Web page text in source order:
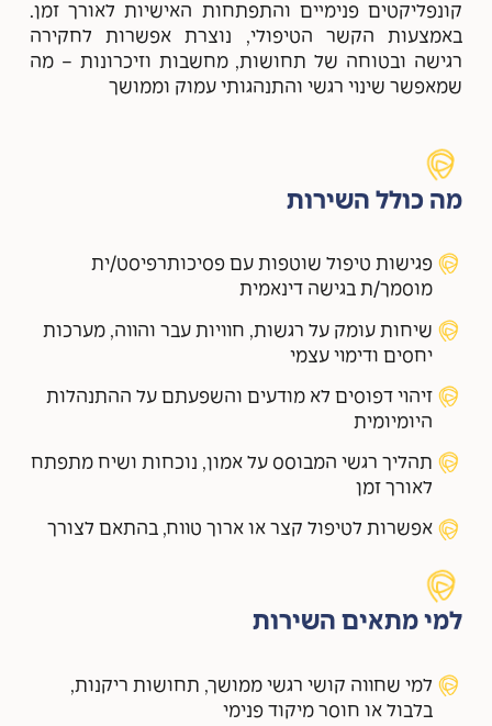
קונפליקטים פנימיים והתפתחות האישיות לאורך זמן.
באמצעות הקשר הטיפולי, נוצרת אפשרות לחקירה
רגישה ובטוחה של תחושות, מחשבות וזיכרונות – מה
שמאפשר שינוי רגשי והתנהגותי עמוק וממושך
מה כולל השירות
פגישות טיפול שוטפות עם פסיכותרפיסט/ית
מוסמך/ת בגישה דינאמית
שיחות עומק על רגשות, חוויות עבר והווה, מערכות
יחסים ודימוי עצמי
זיהוי דפוסים לא מודעים והשפעתם על ההתנהלות
היומיומית
תהליך רגשי המבוסס על אמון, נוכחות ושיח מתפתח
לאורך זמן
אפשרות לטיפול קצר או ארוך טווח, בהתאם לצורך
למי מתאים השירות
למי שחווה קושי רגשי ממושך, תחושות ריקנות,
בלבול או חוסר מיקוד פנימי